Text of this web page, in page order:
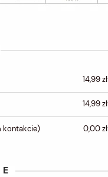
NIE ZAWIERA
14,99 zł
14,99 zł
kontakcie) 0,00 zł